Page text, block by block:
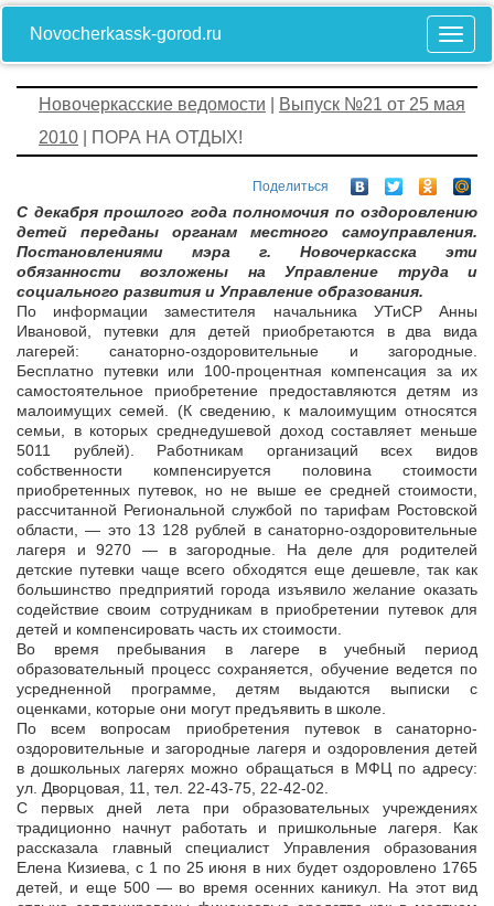
Novocherkassk-gorod.ru
Новочеркасские ведомости
Выпуск №21 от 25 мая
2010 | ПОРА НА ОТДЫХ!
Поделиться
С декабря прошлого года полномочия по оздоровлению
детей переданы органам местного самоуправления.
Постановлениями мэра г. Новочеркасска эти
обязанности возложены на Управление труда и
социального развития и Управление образования.
По информации заместителя начальника УТиСР Анны
Ивановой, путевки для детей приобретаются в два вида
лагерей: санаторно-оздоровительные и загородные.
Бесплатно путевки или 100-процентная компенсация за их
самостоятельное приобретение предоставляются детям из
малоимущих семей. (К сведению, к малоимущим относятся
семьи, в которых среднедушевой доход составляет меньше
5011 рублей). Работникам организаций всех видов
собственности компенсируется половина стоимости
приобретенных путевок, но не выше ее средней стоимости,
рассчитанной Региональной службой по тарифам Ростовской
области, — это 13 128 рублей в санаторно-оздоровительные
лагеря и 9270 — в загородные. На деле для родителей
детские путевки чаще всего обходятся еще дешевле, так как
большинство предприятий города изъявило желание оказать
содействие своим сотрудникам в приобретении путевок для
детей и компенсировать часть их стоимости.
Во время пребывания в лагере в учебный период
образовательный процесс сохраняется, обучение ведется по
усредненной программе, детям выдаются выписки с
оценками, которые они могут предъявить в школе.
По всем вопросам приобретения путевок в санаторно-
оздоровительные и загородные лагеря и оздоровления детей
в дошкольных лагерях можно обращаться в МФЦ по адресу:
ул. Дворцовая, 11, тел. 22-43-75, 22-42-02.
С первых дней лета при образовательных учреждениях
традиционно начнут работать и пришкольные лагеря. Как
рассказала главный специалист Управления образования
Елена Кизиева, с 1 по 25 июня в них будет оздоровлено 1765
детей, и еще 500 — во время осенних каникул. На этот вид